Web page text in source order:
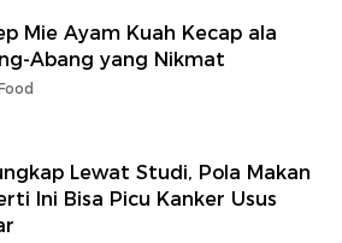
Mie Ayam Kuah Kecap ala
Abang yang Nikmat
Lewat Studi, Pola Makan
Ini Bisa Picu Kanker Usus